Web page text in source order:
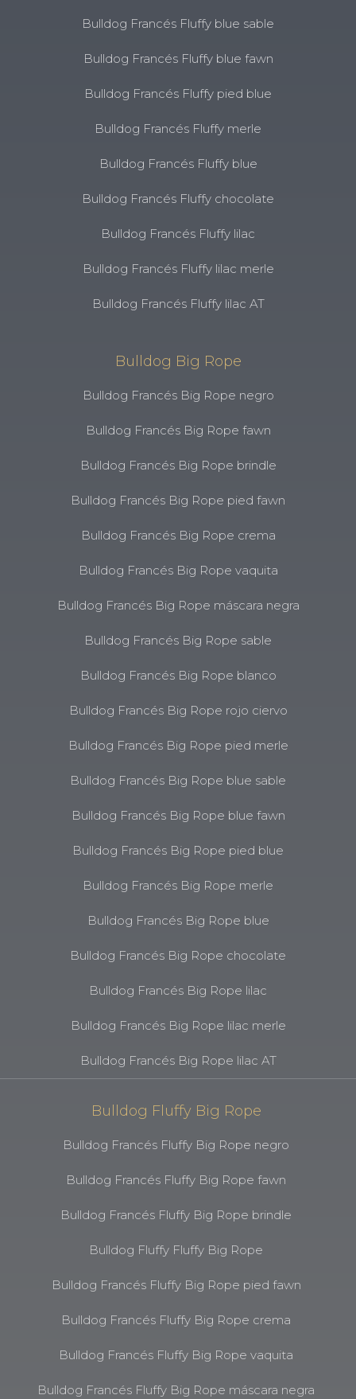
Bulldog Francés Fluffy blue sable
Bulldog Francés Fluffy blue fawn
Bulldog Francés Fluffy pied blue
Bulldog Francés Fluffy merle
Bulldog Francés Fluffy blue
Bulldog Francés Fluffy chocolate
Bulldog Francés Fluffy lilac
Bulldog Francés Fluffy lilac merle
Bulldog Francés Fluffy lilac AT
Bulldog Big Rope
Bulldog Francés Big Rope negro
Bulldog Francés Big Rope fawn
Bulldog Francés Big Rope brindle
Bulldog Francés Big Rope pied fawn
Bulldog Francés Big Rope crema
Bulldog Francés Big Rope vaquita
Bulldog Francés Big Rope máscara negra
Bulldog Francés Big Rope sable
Bulldog Francés Big Rope blanco
Bulldog Francés Big Rope rojo ciervo
Bulldog Francés Big Rope pied merle
Bulldog Francés Big Rope blue sable
Bulldog Francés Big Rope blue fawn
Bulldog Francés Big Rope pied blue
Bulldog Francés Big Rope merle
Bulldog Francés Big Rope blue
Bulldog Francés Big Rope chocolate
Bulldog Francés Big Rope lilac
Bulldog Francés Big Rope lilac merle
Bulldog Francés Big Rope lilac AT
Bulldog Fluffy Big Rope
Bulldog Francés Fluffy Big Rope negro
Bulldog Francés Fluffy Big Rope fawn
Bulldog Francés Fluffy Big Rope brindle
Bulldog Fluffy Fluffy Big Rope
Bulldog Francés Fluffy Big Rope pied fawn
Bulldog Francés Fluffy Big Rope crema
Bulldog Francés Fluffy Big Rope vaquita
Bulldog Francés Fluffy Big Rope máscara negra